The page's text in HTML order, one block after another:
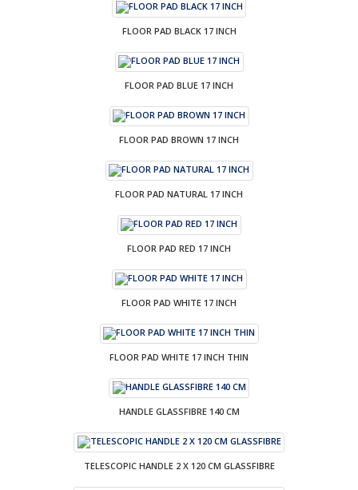
FLOOR PAD BLACK 17 INCH
FLOOR PAD BLUE 17 INCH
FLOOR PAD BROWN 17 INCH
FLOOR PAD NATURAL 17 INCH
FLOOR PAD RED 17 INCH
FLOOR PAD WHITE 17 INCH
FLOOR PAD WHITE 17 INCH THIN
HANDLE GLASSFIBRE 140 CM
TELESCOPIC HANDLE 2 X 120 CM GLASSFIBRE